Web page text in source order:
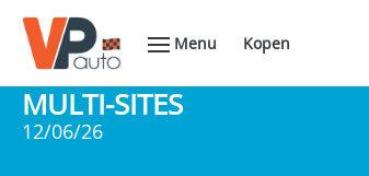
Menu Kopen
MULTI-SITES
12/06/26